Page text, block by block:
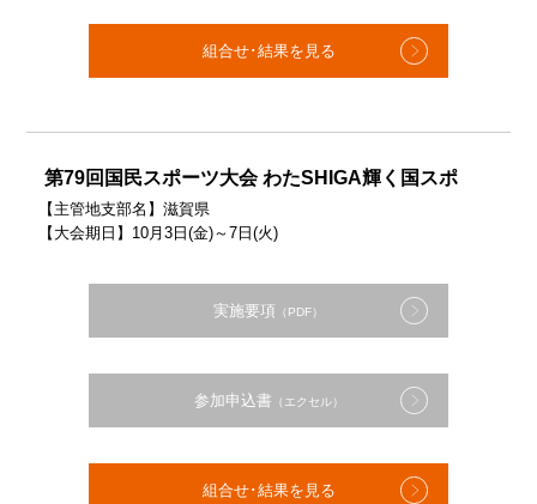
組合せ･結果を見る
第79回国民スポーツ大会 わたSHIGA輝く国スポ
【主管地支部名】滋賀県
【大会期日】10月3日(金)～7日(火)
実施要項 （PDF）
参加申込書 （エクセル）
組合せ･結果を見る